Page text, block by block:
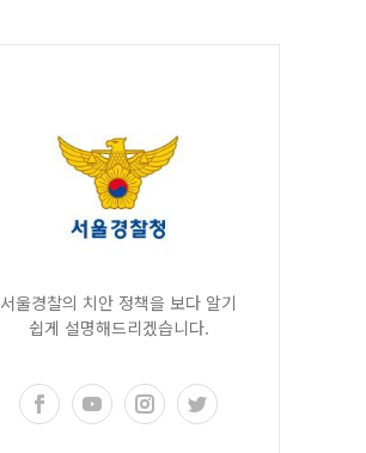
서울경찰의 치안 정책을 보다 알기
쉽게 설명해드리겠습니다.